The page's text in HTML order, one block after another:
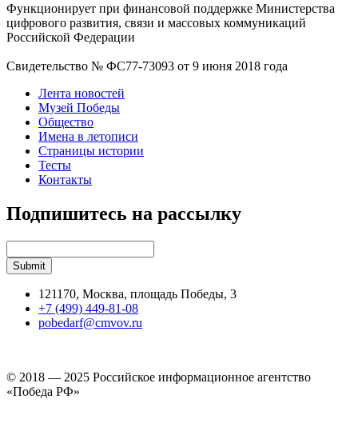
Функционирует при финансовой поддержке Министерства
цифрового развития, связи и массовых коммуникаций
Российской Федерации
Свидетельство № ФС77-73093 от 9 июня 2018 года
Лента новостей
Музей Победы
Общество
Имена в летописи
Страницы истории
Тесты
Контакты
Подпишитесь на рассылку
121170, Москва, площадь Победы, 3
+7 (499) 449-81-08
pobedarf@cmvov.ru
© 2018 — 2025 Российское информационное агентство
«Победа РФ»